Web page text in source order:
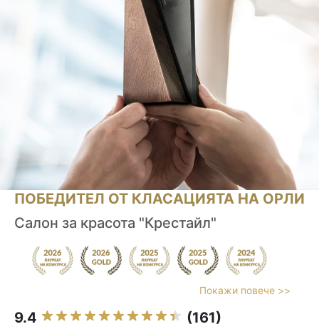
ПОБЕДИТЕЛ ОТ КЛАСАЦИЯТА НА ОРЛИ
Салон за красота "Крестайл"
Покажи повече >>
9.4 (161)